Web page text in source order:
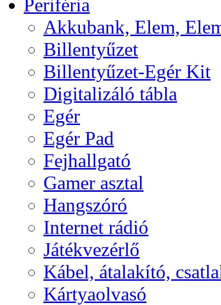
Periféria
Akkubank, Elem,
Billentyűzet
Billentyűzet-Egér Kit
Digitalizáló tábla
Egér
Egér Pad
Fejhallgató
Gamer asztal
Hangszóró
Internet rádió
Játékvezérlő
Kábel, átalakító,
Kártyaolvasó